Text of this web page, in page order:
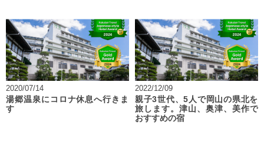
2020/07/14
湯郷温泉にコロナ休息へ行きま
す
2022/12/09
親子3世代、5人で岡山の県北を
旅します。津山、奥津、美作で
おすすめの宿